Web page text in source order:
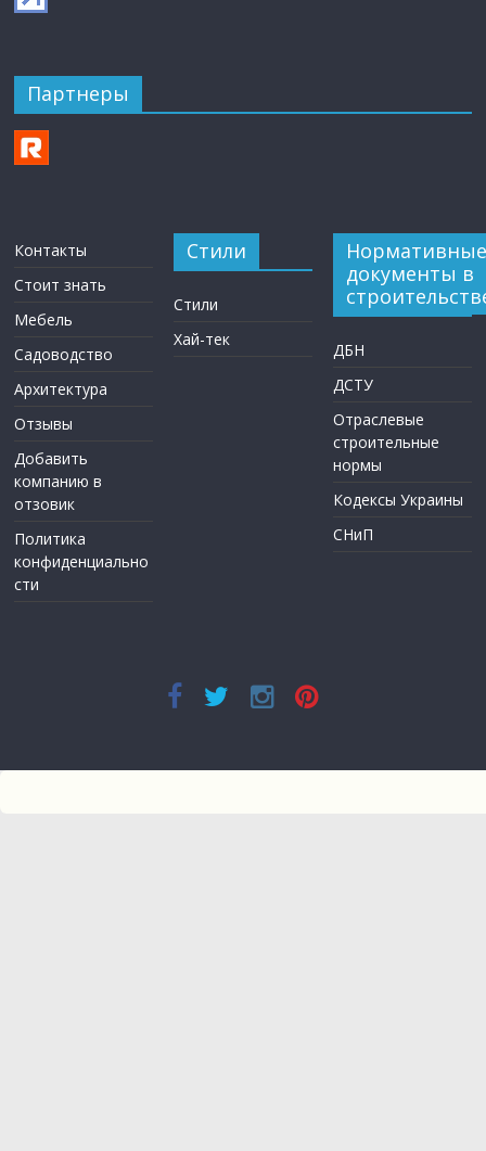
Партнеры
Контакты
Стоит знать
Мебель
Садоводство
Архитектура
Отзывы
Добавить
компанию в
отзовик
Политика
конфиденциально
сти
Стили
Стили
Хай-тек
Нормативные
документы в
ДБН
ДСТУ
Отраслевые
строительные
нормы
Кодексы Украины
СНиП